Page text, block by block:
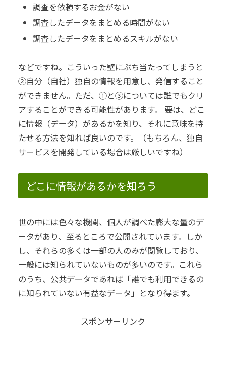
調査を依頼するお金がない
調査したデータをまとめる時間がない
調査したデータをまとめるスキルがない
などですね。 こういった壁にぶち当たってしまうと
②自分（自社）独自の情報を用意し、発信すること
ができません。 ただ、①と③については誰でもクリ
アすることができる可能性があります。
要は、どこ
に情報（データ）があるかを知り、それに意味を持
たせる方法を知れば良いのです。（もちろん、独自
サービスを開発している場合は厳しいですね）
どこに情報があるかを知ろう
世の中には色々な機関、個人が調べた膨大な量のデ
ータがあり、至るところで公開されています。しか
し、それらの多くは一部の人のみが閲覧しており、
一般には知られていないものが多いのです。これら
のうち、公共データであれば「誰でも利用できるの
に知られていない有益なデータ」となり得ます。
スポンサーリンク